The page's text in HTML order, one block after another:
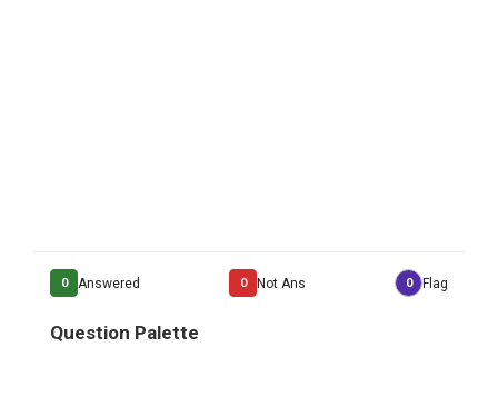
0 Answered 0 Not Ans 0 Flag
Question Palette